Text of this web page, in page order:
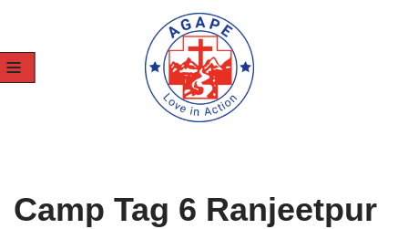
Zum
Inhalt
Camp Tag 6 Ranjeetpur